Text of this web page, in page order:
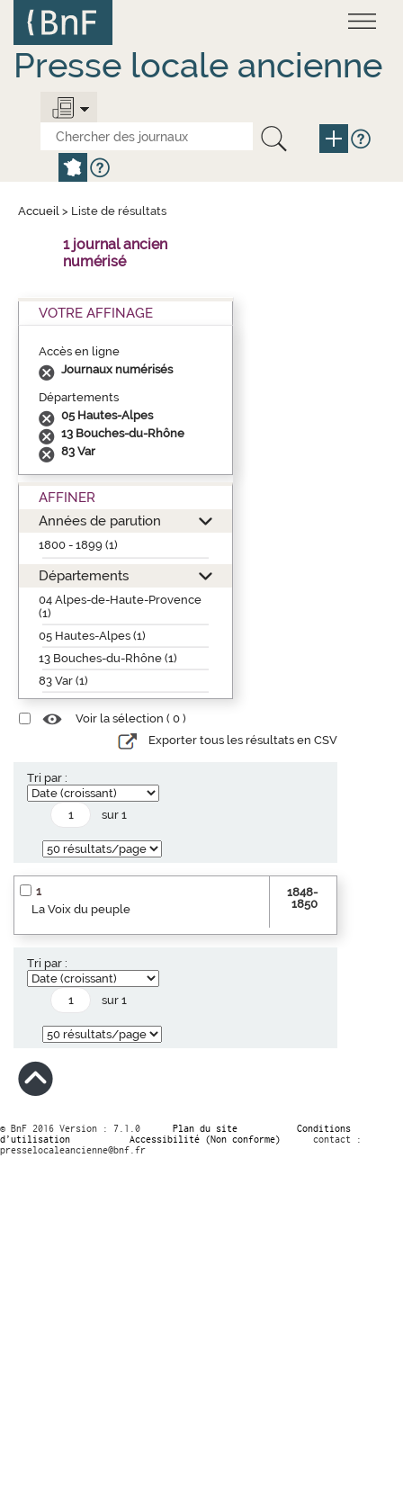
contenu
principal
Presse locale ancienne
Accueil > Liste de résultats
1 journal ancien
numérisé
VOTRE AFFINAGE
Accès en ligne
Journaux numérisés
Départements
05 Hautes-Alpes
13 Bouches-du-Rhône
83 Var
AFFINER
Années de parution
1800 - 1899 (1)
Départements
04 Alpes-de-Haute-Provence
(1)
05 Hautes-Alpes (1)
13 Bouches-du-Rhône (1)
83 Var (1)
Voir la sélection ( 0 )
Exporter tous les résultats en CSV
Tri par :
sur 1
1
La Voix du peuple
1848-
1850
Tri par :
sur 1
© BnF 2016 Version : 7.1.0 Plan du site
Conditions
d’utilisation
Accessibilité (Non conforme)
contact :
presselocaleancienne@bnf.fr
Panneau de gestion des cookies